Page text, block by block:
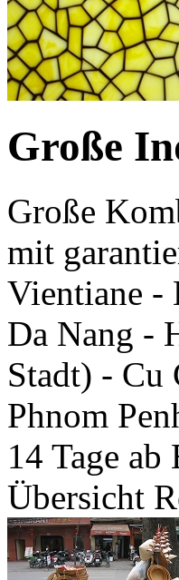
Große
Große
mit
Vientiane -
Da Nang -
Stadt) - Cu
Phnom
14 Tage
Übersicht